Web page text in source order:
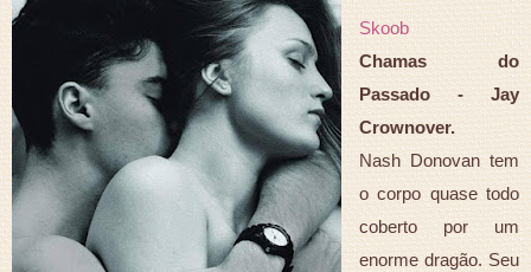
Skoob
Chamas do
Passado - Jay
Crownover.
Nash Donovan tem
o corpo quase todo
coberto por um
enorme dragão. Seu